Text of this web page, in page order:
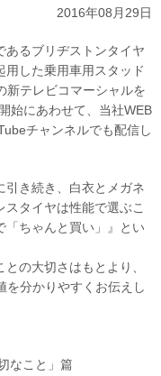
2016年08月29日
るブリヂストンタイヤ
用した乗用車用スタッド
新テレビコマーシャルを
始にあわせて、当社WEB
チャンネルでも配信し
き続き、白衣とメガネ
タイヤは性能で選ぶこ
「ちゃんと買い」』とい
の大切さはもとより、
を分かりやすくお伝えし
なこと」篇